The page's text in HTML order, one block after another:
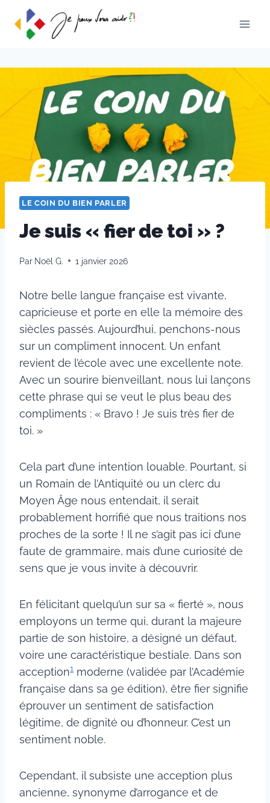
contenu
LE COIN DU BIEN PARLER
Je suis « fier de toi » ?
Par Noël G. 1 janvier 2026
Notre belle langue française est vivante,
capricieuse et porte en elle la mémoire des
siècles passés. Aujourd’hui, penchons-nous
sur un compliment innocent. Un enfant
revient de l’école avec une excellente note.
Avec un sourire bienveillant, nous lui lançons
cette phrase qui se veut le plus beau des
compliments : « Bravo ! Je suis très fier de
toi. »
Cela part d’une intention louable. Pourtant, si
un Romain de l’Antiquité ou un clerc du
Moyen Âge nous entendait, il serait
probablement horrifié que nous traitions nos
proches de la sorte ! Il ne s’agit pas ici d’une
faute de grammaire, mais d’une curiosité de
sens que je vous invite à découvrir.
En félicitant quelqu’un sur sa « fierté », nous
employons un terme qui, durant la majeure
partie de son histoire, a désigné un défaut,
voire une caractéristique bestiale. Dans son
acception1 moderne (validée par l’Académie
française dans sa 9e édition), être fier signifie
éprouver un sentiment de satisfaction
légitime, de dignité ou d’honneur. C’est un
sentiment noble.
Cependant, il subsiste une acception plus
ancienne, synonyme d’arrogance et de